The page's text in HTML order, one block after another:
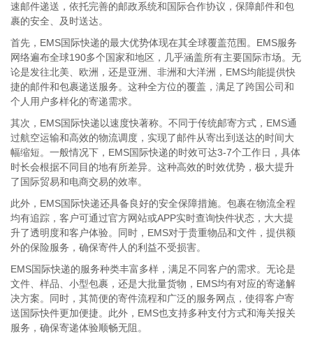
速邮件递送，依托完善的邮政系统和国际合作协议，保障邮件和包
裹的安全、及时送达。
首先，EMS国际快递的最大优势体现在其全球覆盖范围。EMS服务
网络遍布全球190多个国家和地区，几乎涵盖所有主要国际市场。无
论是发往北美、欧洲，还是亚洲、非洲和大洋洲，EMS均能提供快
捷的邮件和包裹递送服务。这种全方位的覆盖，满足了跨国公司和
个人用户多样化的寄递需求。
其次，EMS国际快递以速度快著称。不同于传统邮寄方式，EMS通
过航空运输和高效的物流调度，实现了邮件从寄出到送达的时间大
幅缩短。一般情况下，EMS国际快递的时效可达3-7个工作日，具体
时长会根据不同目的地有所差异。这种高效的时效优势，极大提升
了国际贸易和电商交易的效率。
此外，EMS国际快递还具备良好的安全保障措施。包裹在物流全程
均有追踪，客户可通过官方网站或APP实时查询快件状态，大大提
升了透明度和客户体验。同时，EMS对于贵重物品和文件，提供额
外的保险服务，确保寄件人的利益不受损害。
EMS国际快递的服务种类丰富多样，满足不同客户的需求。无论是
文件、样品、小型包裹，还是大批量货物，EMS均有对应的寄递解
决方案。同时，其简便的寄件流程和广泛的服务网点，使得客户寄
送国际快件更加便捷。此外，EMS也支持多种支付方式和海关报关
服务，确保寄递体验顺畅无阻。